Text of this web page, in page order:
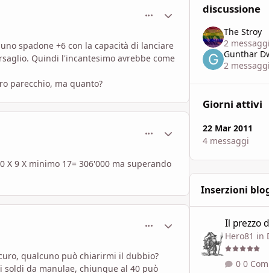
comment_577076
Statistiche Autore
spadone +6 con la capacità di lanciare
Quindi l'incantesimo avrebbe come
parecchio, ma quanto?
comment_577132
Statistiche Autore
9 X minimo 17= 306'000 ma superando
Statistiche Autore
qualcuno può chiarirmi il dubbio?
da manulae, chiunque al 40 può
discussione
The Stroy
2 messaggi
Gunthar
2 messaggi
Giorni attivi
22 Mar 2011
4 messaggi
Inserzioni
Il prezzo
Hero81 in
0